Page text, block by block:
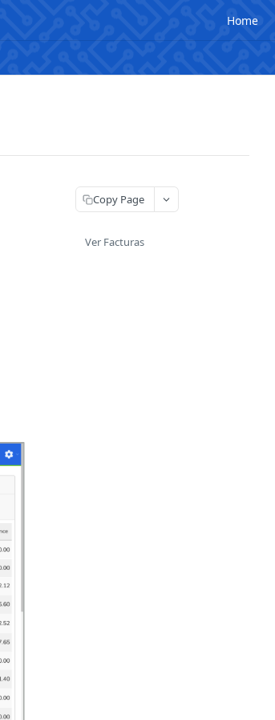
Home
Copy Page
Ver Facturas